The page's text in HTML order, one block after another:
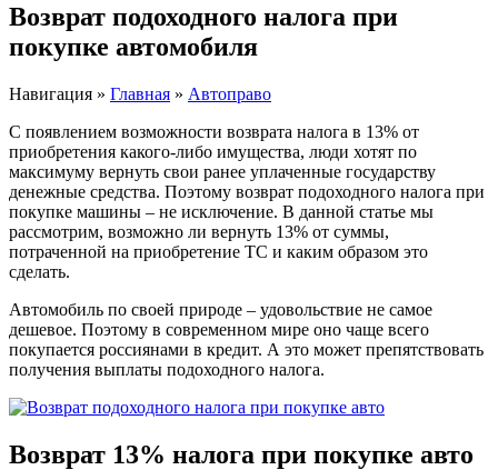
Возврат подоходного налога при
покупке автомобиля
Навигация » Главная » Автоправо
С появлением возможности возврата налога в 13% от
приобретения какого-либо имущества, люди хотят по
максимуму вернуть свои ранее уплаченные государству
денежные средства. Поэтому возврат подоходного налога при
покупке машины – не исключение. В данной статье мы
рассмотрим, возможно ли вернуть 13% от суммы,
потраченной на приобретение ТС и каким образом это
сделать.
Автомобиль по своей природе – удовольствие не самое
дешевое. Поэтому в современном мире оно чаще всего
покупается россиянами в кредит. А это может препятствовать
получения выплаты подоходного налога.
Возврат 13% налога при покупке авто